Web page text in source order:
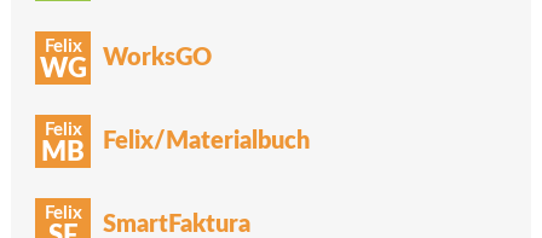
Felix
WG WorksGO
Felix
MB Felix/Materialbuch
Felix SmartFaktura